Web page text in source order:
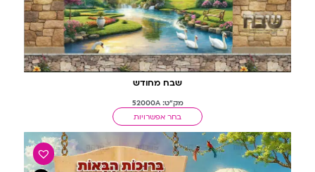
שבח מחודש
מק"ט: 52000A
בחר אפשרויות